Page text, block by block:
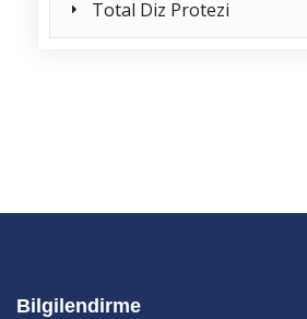
Total Diz Protezi
Bilgilendirme